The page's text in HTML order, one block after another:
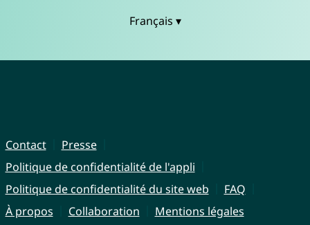
Français ▾
Contact
Presse
Politique de confidentialité de l'appli
Politique de confidentialité du site web
FAQ
À propos
Collaboration Mentions légales